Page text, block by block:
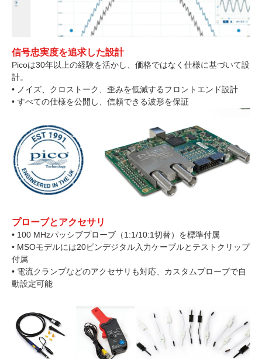
信号忠実度を追求した設計
Picoは30年以上の経験を活かし、価格ではなく仕様に基づいて設
計。
• ノイズ、クロストーク、歪みを低減するフロントエンド設計
• すべての仕様を公開し、信頼できる波形を保証
プローブとアクセサリ
• 100 MHzパッシブプローブ（1:1/10:1切替）を標準付属
• MSOモデルには20ピンデジタル入力ケーブルとテストクリップ
付属
• 電流クランプなどのアクセサリも対応、カスタムプローブで自
動設定可能